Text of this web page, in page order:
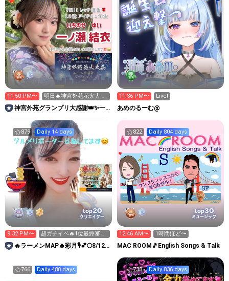
11:50 PM〜
明日🔥神宮外苑花火大会
OAステージ出演！🎆🔥
神宮外苑グランプリ大感謝👑✨一
11:36 PM〜 Live!
あめのるーむ@
879 Daily 14 days
top20
クリエイター
9:32 PM〜
超ガチイベ🔥1位最終審査
目標🔥応援お願いします
🔥ラーメンMAP🔥彩月🎙️💕🌕8/12
822 Daily 804 days
top30
ミュージック
12:46 AM〜 1時間ほど〜
MAC ROOM🎵English Songs & Talk
766 Daily 488 days 738 Daily 836 days